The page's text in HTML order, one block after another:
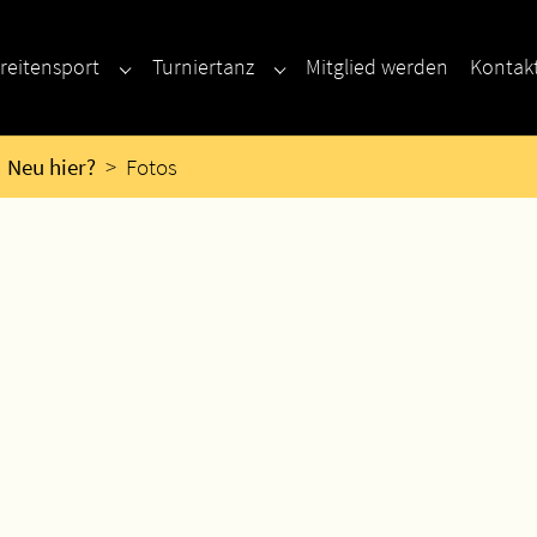
for "Neu hier?"Submenu for "Breitensport"
Turniertanz Submenu for "Turniertanz"
Mitglied werden
Neu hier? Fotos